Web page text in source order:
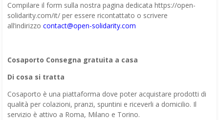
Compilare il form sulla nostra pagina dedicata https://open-
solidarity.com/it/ per essere ricontattato o scrivere
all’indirizzo contact@open-solidarity.com
Cosaporto Consegna gratuita a casa
Di cosa si tratta
Cosaporto è una piattaforma dove poter acquistare prodotti di
qualità per colazioni, pranzi, spuntini e riceverli a domicilio. Il
servizio è attivo a Roma, Milano e Torino.